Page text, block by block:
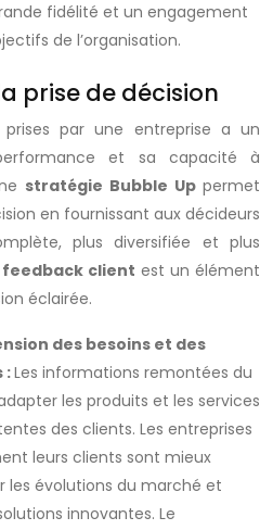
fidélité et un engagement
de l’organisation.
prise de décision
par une entreprise a un
et sa capacité à
stratégie Bubble Up permet
en fournissant aux décideurs
plus diversifiée et plus
client est un élément
éclairée.
des besoins et des
:Les informations remontées du
les produits et les services
des clients. Les entreprises
leurs clients sont mieux
les évolutions du marché et
innovantes. Le